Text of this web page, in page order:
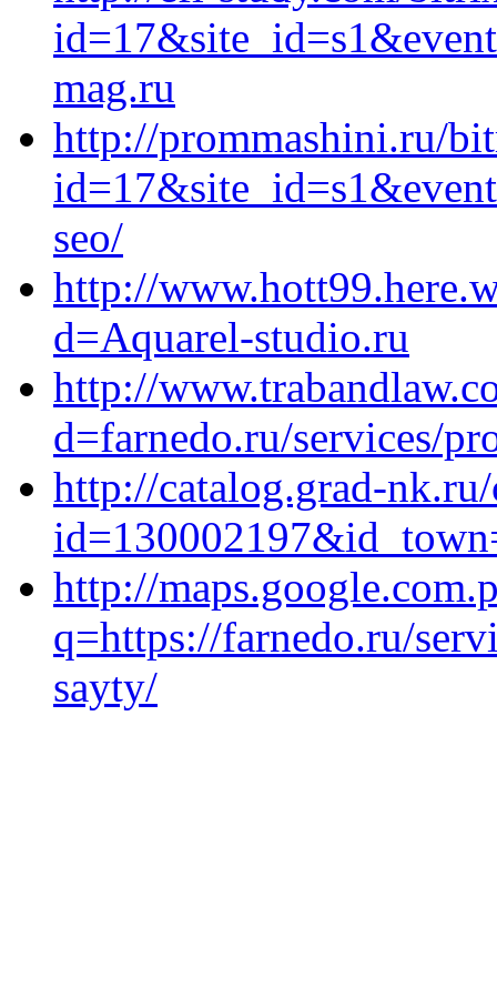
mag.ru
http://prommashini.ru/
seo/
http://
d=Aquarel-studio.ru
http://
d=farnedo.ru/services/
http://catalog.grad-
http://
q=https://farnedo.ru/
sayty/